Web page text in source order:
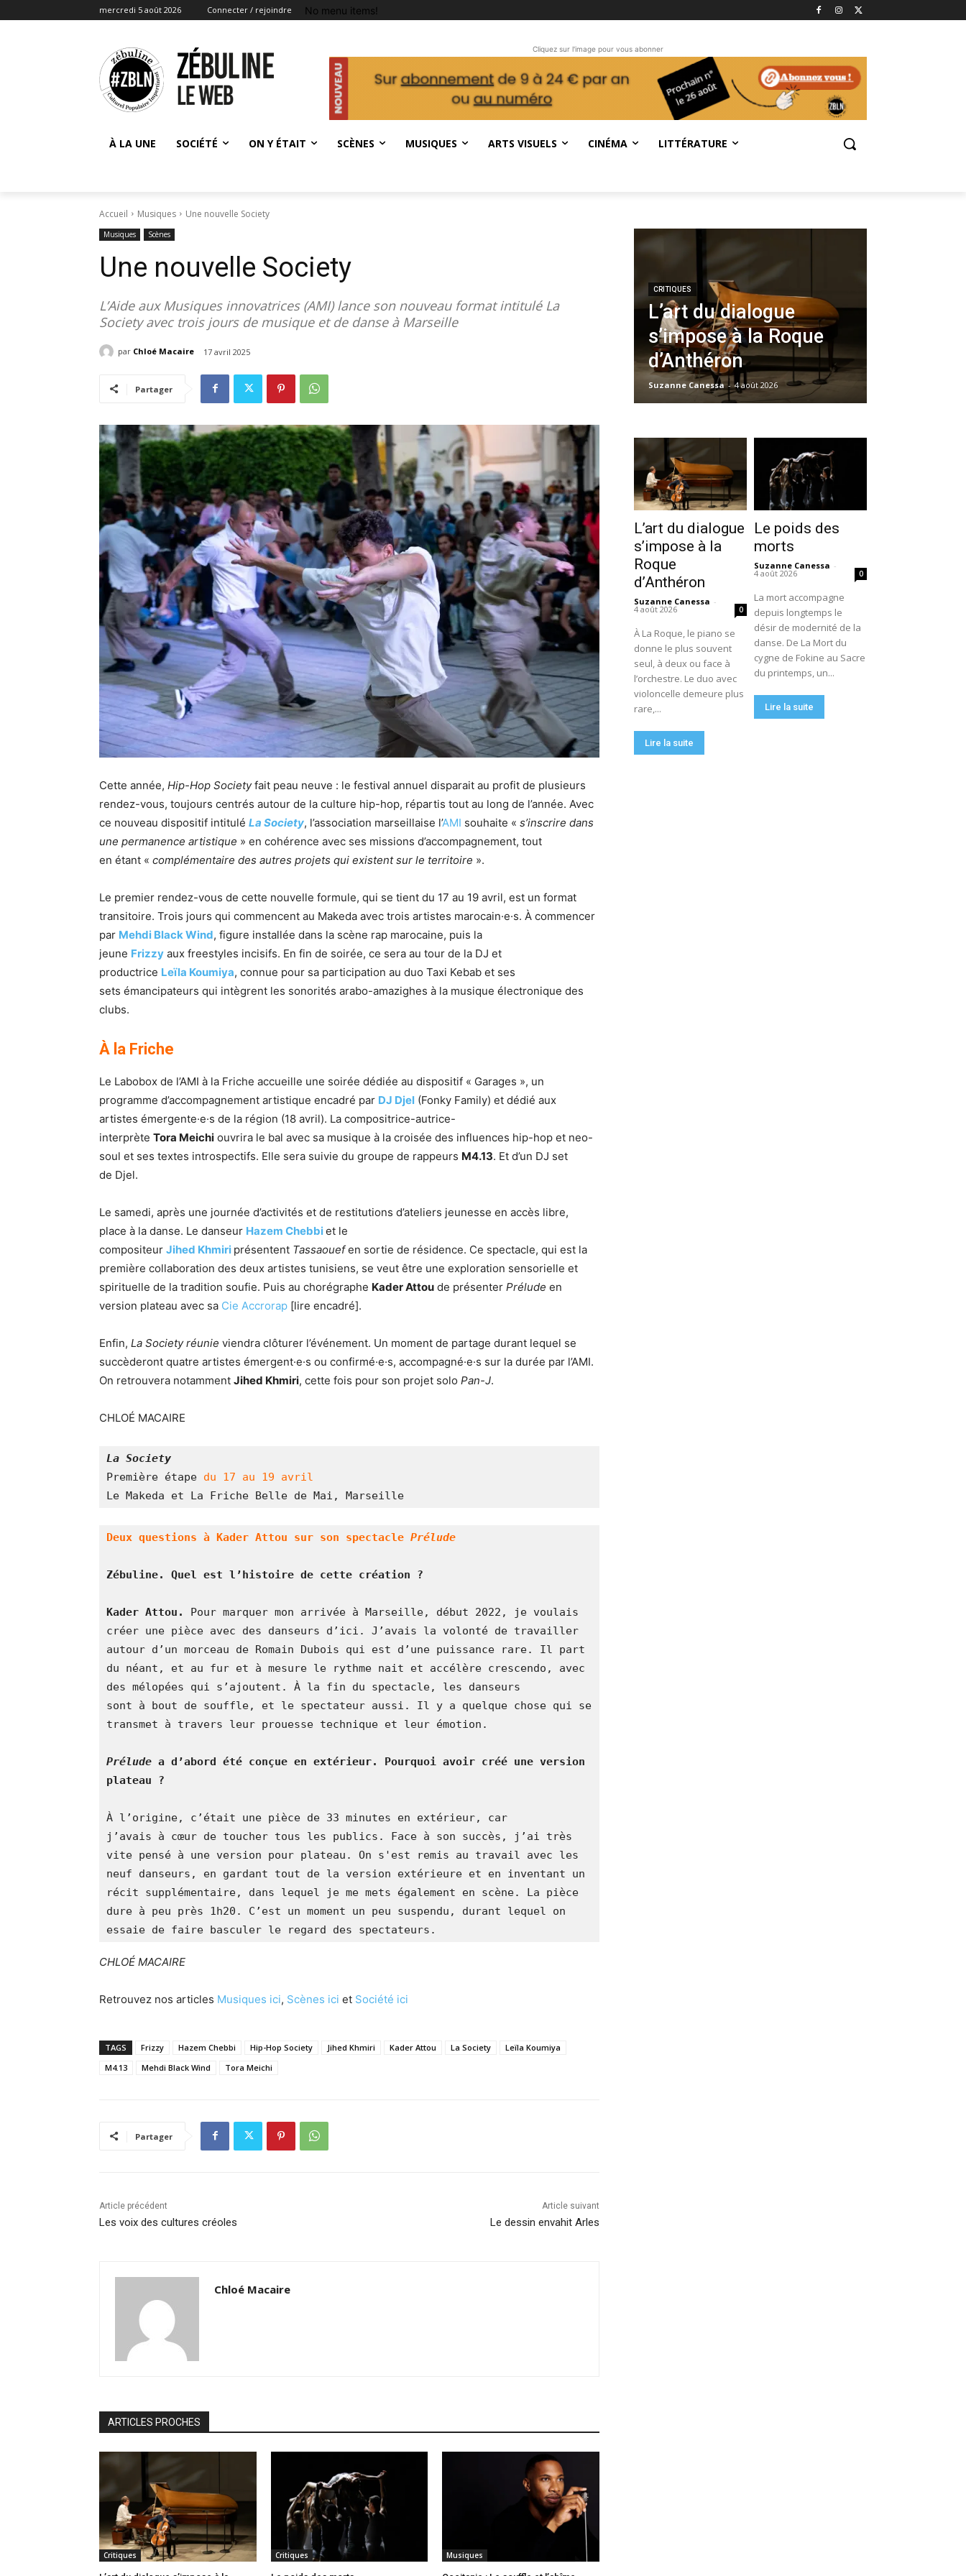
mercredi 5 août 2026 Connecter / rejoindre No menu items!
Cliquez sur l'image pour vous abonner
À LA UNE SOCIÉTÉ ON Y ÉTAIT SCÈNES MUSIQUES ARTS VISUELS CINÉMA LITTÉRATURE
Accueil Musiques Une nouvelle Society
Musiques Scènes
Une nouvelle Society
L’Aide aux Musiques innovatrices (AMI) lance son nouveau format intitulé La
Society avec trois jours de musique et de danse à Marseille
par Chloé Macaire 17 avril 2025
Partager
Cette année, Hip-Hop Societyfait peau neuve : le festival annuel disparait au profit de plusieurs
rendez-vous, toujours centrés autour de la culture hip-hop, répartis tout au long de l’année. Avec
ce nouveau dispositif intitulé La Society, l’association marseillaise l’AMI souhaite « s’inscrire dans
une permanence artistique » en cohérence avec ses missions d’accompagnement, tout
en étant « complémentaire des autres projets qui existent sur le territoire ».
Le premier rendez-vous de cette nouvelle formule, qui se tient du 17 au 19 avril, est un format
transitoire. Trois jours qui commencent au Makeda avec trois artistes marocain·e·s. À commencer
par Mehdi Black Wind, figure installée dans la scène rap marocaine, puis la
jeune Frizzy aux freestyles incisifs. En fin de soirée, ce sera au tour de la DJ et
productrice Leïla Koumiya, connue pour sa participation au duo Taxi Kebab et ses
sets émancipateurs qui intègrent les sonorités arabo-amazighes à la musique électronique des
clubs.
À la Friche
Le Labobox de l’AMI à la Friche accueille une soirée dédiée au dispositif « Garages », un
programme d’accompagnement artistique encadré par DJ Djel (Fonky Family) et dédié aux
artistes émergente·e·s de la région (18 avril). La compositrice-autrice-
interprète Tora Meichi ouvrira le bal avec sa musique à la croisée des influences hip-hop et neo-
soul et ses textes introspectifs. Elle sera suivie du groupe de rappeurs M4.13. Et d’un DJ set
de Djel.
Le samedi, après une journée d’activités et de restitutions d’ateliers jeunesse en accès libre,
place à la danse. Le danseur Hazem Chebbiet le
compositeur Jihed Khmiri présentent Tassaouefen sortie de résidence. Ce spectacle, qui est la
première collaboration des deux artistes tunisiens, se veut être une exploration sensorielle et
spirituelle de la tradition soufie. Puis au chorégraphe Kader Attou de présenter Prélude en
version plateau avec sa Cie Accrorap [lire encadré].
Enfin, La Societyréunie viendra clôturer l’événement. Un moment de partage durant lequel se
succèderont quatre artistes émergent·e·s ou confirmé·e·s, accompagné·e·s sur la durée par l’AMI.
On retrouvera notamment Jihed Khmiri, cette fois pour son projet solo Pan-J.
CHLOÉ MACAIRE
La Society
Première étape du 17 au 19 avril
Le Makeda et La Friche Belle de Mai, Marseille
Deux questions à Kader Attou sur son spectacle Prélude
Zébuline. Quel est l’histoire de cette création ?
Kader Attou.
Pour marquer mon arrivée à Marseille, début 2022, je voulais
créer une pièce avec des danseurs d’ici. J’avais la volonté de travailler
autour d’un morceau de Romain Dubois qui est d’une puissance rare. Il part
du néant, et au fur et à mesure le rythme nait et accélère crescendo, avec
des mélopées qui s’ajoutent. À la fin du spectacle, les danseurs
sont à bout de souffle, et le spectateur aussi. Il y a quelque chose qui se
transmet à travers leur prouesse technique et leur émotion.
Prélude a d’abord été conçue en extérieur. Pourquoi avoir créé une version
plateau ?
À l’origine, c’était une pièce de 33 minutes en extérieur, car
j’avais à cœur de toucher tous les publics. Face à son succès, j’ai très
vite pensé à une version pour plateau. On s'est remis au travail avec les
neuf danseurs, en gardant tout de la version extérieure et en inventant un
récit supplémentaire, dans lequel je me mets également en scène. La pièce
dure à peu près 1h20. C’est un moment un peu suspendu, durant lequel on
essaie de faire basculer le regard des spectateurs.
CHLOÉ MACAIRE
Retrouvez nos articles Musiques ici, Scènes ici et Société ici
TAGS Frizzy Hazem Chebbi Hip-Hop Society Jihed Khmiri Kader Attou La Society
Leïla Koumiya
M4.13
Mehdi Black Wind Tora Meichi
Partager
Article précédent
Les voix des cultures créoles
Article suivant
Le dessin envahit Arles
Chloé Macaire
ARTICLES PROCHES
Critiques Critiques Musiques
CRITIQUES
L’art du dialogue
s’impose à la Roque
d’Anthéron
Suzanne Canessa - 4 août 2026
L’art du dialogue
s’impose à la
Roque
d’Anthéron
Suzanne Canessa -
4 août 2026 0
À La Roque, le piano se
donne le plus souvent
seul, à deux ou face à
l’orchestre. Le duo avec
violoncelle demeure plus
rare,...
Lire la suite
Le poids des
morts
Suzanne Canessa -
4 août 2026 0
La mort accompagne
depuis longtemps le
désir de modernité de la
danse. De La Mort du
cygne de Fokine au Sacre
du printemps, un...
Lire la suite